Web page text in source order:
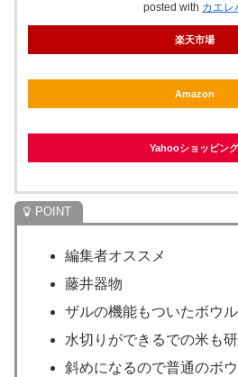
posted with カエレ
楽天市場
Amazon
Yahooショッピング
編集者オススメ
藤井器物
ザルの機能もついたボウル
水切りができるでの米も
斜めになるので普通のボ